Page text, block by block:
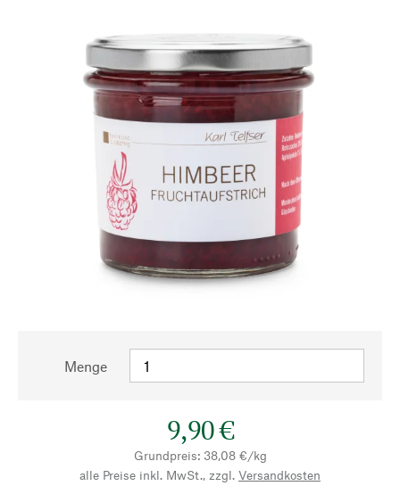
Menge
9,90 €
Grundpreis: 38,08 €/kg
alle Preise inkl. MwSt., zzgl. Versandkosten